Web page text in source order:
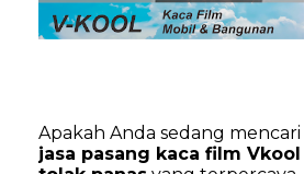
Apakah Anda sedang mencari
jasa pasang kaca film Vkool